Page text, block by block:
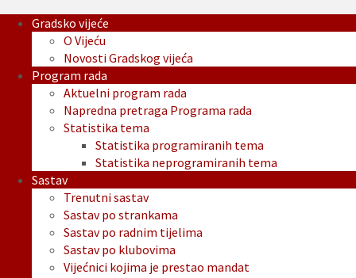
Gradsko vijeće
O Vijeću
Novosti Gradskog vijeća
Program rada
Aktuelni program rada
Napredna pretraga Programa rada
Statistika tema
Statistika programiranih tema
Statistika neprogramiranih tema
Sastav
Trenutni sastav
Sastav po strankama
Sastav po radnim tijelima
Sastav po klubovima
Vijećnici kojima je prestao mandat